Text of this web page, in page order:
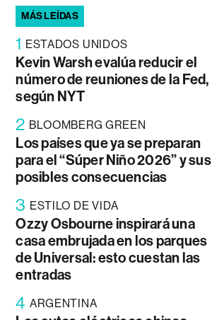
MÁS LEÍDAS
1 ESTADOS UNIDOS
Kevin Warsh evalúa reducir el
número de reuniones de la Fed,
según NYT
2 BLOOMBERG GREEN
Los países que ya se preparan
para el “Súper Niño 2026” y sus
posibles consecuencias
3 ESTILO DE VIDA
Ozzy Osbourne inspirará una
casa embrujada en los parques
de Universal: esto cuestan las
entradas
4 ARGENTINA